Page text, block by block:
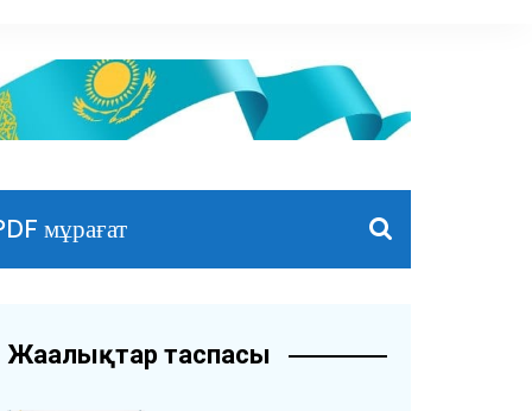
мұрағат
Жаңалықтар таспасы